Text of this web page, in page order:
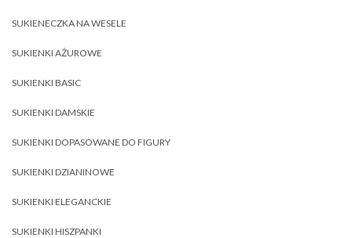
SUKIENECZKA NA WESELE
SUKIENKI AŻUROWE
SUKIENKI BASIC
SUKIENKI DAMSKIE
SUKIENKI DOPASOWANE DO FIGURY
SUKIENKI DZIANINOWE
SUKIENKI ELEGANCKIE
SUKIENKI HISZPANKI